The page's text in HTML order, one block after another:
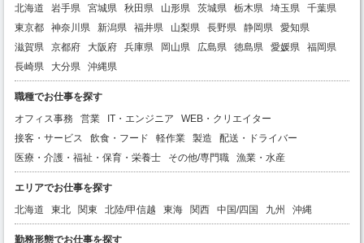
北海道
岩手県 宮城県 秋田県 山形県 茨城県 栃木県 埼玉県
千葉県
東京都
神奈川県 新潟県 福井県 山梨県 長野県 静岡県
愛知県
滋賀県
京都府 大阪府 兵庫県 岡山県 広島県 徳島県 愛媛県
福岡県
長崎県
大分県 沖縄県
職種でお仕事を探す
オフィス事務
営業 IT・エンジニア
WEB・クリエイター
接客・サービス
飲食・フード 軽作業 製造
配送・ドライバー
医療・介護・福祉・保育・栄養士
その他/専門職 漁業・水産
エリアでお仕事を探す
北海道
東北 関東 北陸/甲信越 東海 関西 中国/四国 九州 沖縄
勤務形態でお仕事を探す